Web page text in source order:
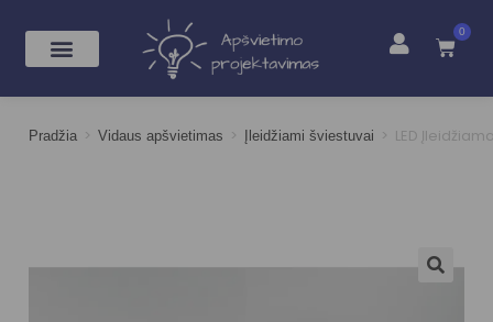
0
Pradžia > Vidaus apšvietimas > Įleidžiami šviestuvai > LED